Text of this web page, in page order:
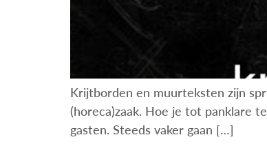
Krijtborden en muurteksten zijn
(horeca)zaak. Hoe je tot panklare
gasten. Steeds vaker gaan […]